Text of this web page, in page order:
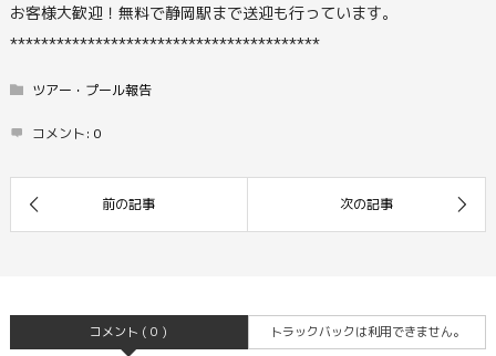
お客様大歓迎！無料で静岡駅まで送迎も行っています。
****************************************
ツアー・プール報告
コメント: 0
コメント ( 0 ) トラックバックは利用できません。